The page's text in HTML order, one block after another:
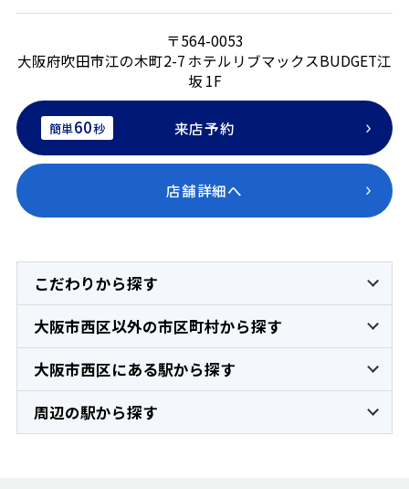
〒564-0053
大阪府吹田市江の木町2-7 ホテルリブマックスBUDGET江
坂 1F
簡単60秒 来店予約
店舗詳細へ
こだわりから探す
大阪市西区以外の市区町村から探す
大阪市西区にある駅から探す
周辺の駅から探す